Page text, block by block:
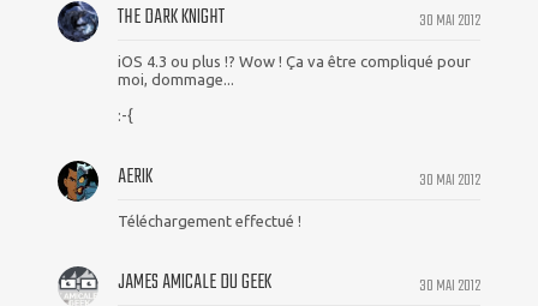
30 MAI 2012
THE DARK KNIGHT
iOS 4.3 ou plus !? Wow ! Ça va être compliqué pour
moi, dommage...
:-{
30 MAI 2012
AERIK
Téléchargement effectué !
30 MAI 2012
JAMES AMICALE DU GEEK